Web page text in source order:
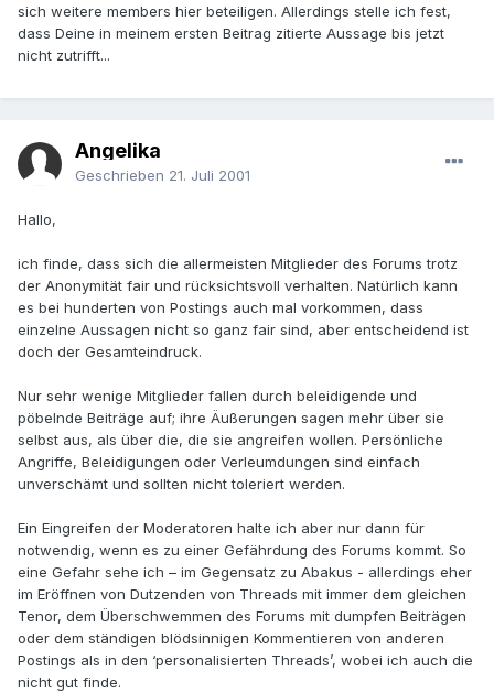
sich weitere members hier beteiligen. Allerdings stelle ich fest,
dass Deine in meinem ersten Beitrag zitierte Aussage bis jetzt
nicht zutrifft...
Angelika
Geschrieben 21. Juli 2001
Hallo,
ich finde, dass sich die allermeisten Mitglieder des Forums trotz
der Anonymität fair und rücksichtsvoll verhalten. Natürlich kann
es bei hunderten von Postings auch mal vorkommen, dass
einzelne Aussagen nicht so ganz fair sind, aber entscheidend ist
doch der Gesamteindruck.
Nur sehr wenige Mitglieder fallen durch beleidigende und
pöbelnde Beiträge auf; ihre Äußerungen sagen mehr über sie
selbst aus, als über die, die sie angreifen wollen. Persönliche
Angriffe, Beleidigungen oder Verleumdungen sind einfach
unverschämt und sollten nicht toleriert werden.
Ein Eingreifen der Moderatoren halte ich aber nur dann für
notwendig, wenn es zu einer Gefährdung des Forums kommt. So
eine Gefahr sehe ich – im Gegensatz zu Abakus - allerdings eher
im Eröffnen von Dutzenden von Threads mit immer dem gleichen
Tenor, dem Überschwemmen des Forums mit dumpfen Beiträgen
oder dem ständigen blödsinnigen Kommentieren von anderen
Postings als in den ‘personalisierten Threads’, wobei ich auch die
nicht gut finde.